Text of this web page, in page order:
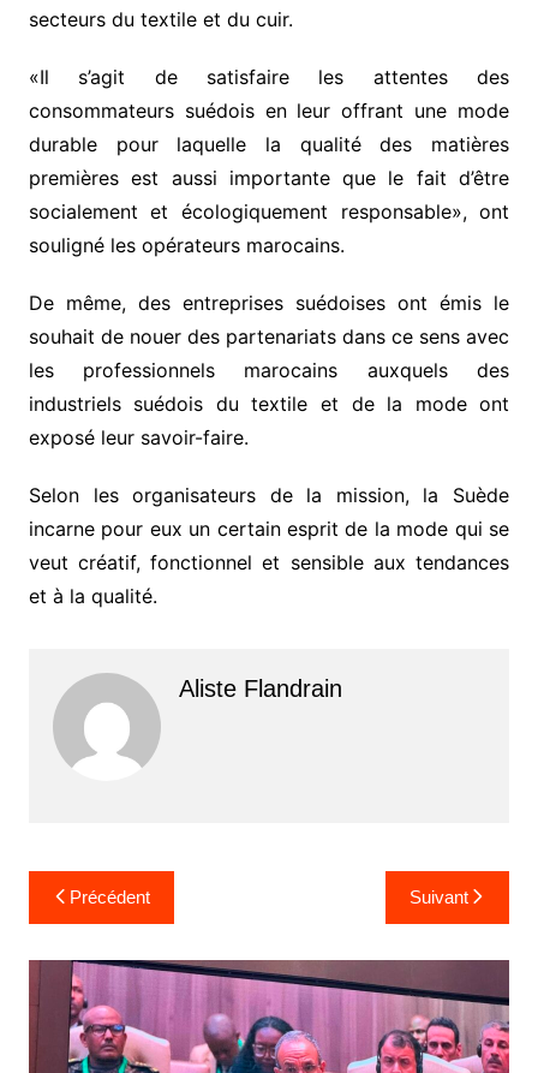
secteurs du textile et du cuir.
«Il s’agit de satisfaire les attentes des
consommateurs suédois en leur offrant une mode
durable pour laquelle la qualité des matières
premières est aussi importante que le fait d’être
socialement et écologiquement responsable», ont
souligné les opérateurs marocains.
De même, des entreprises suédoises ont émis le
souhait de nouer des partenariats dans ce sens avec
les professionnels marocains auxquels des
industriels suédois du textile et de la mode ont
exposé leur savoir-faire.
Selon les organisateurs de la mission, la Suède
incarne pour eux un certain esprit de la mode qui se
veut créatif, fonctionnel et sensible aux tendances
et à la qualité.
Aliste Flandrain
Navigation
de
l’article
Précédent Suivant